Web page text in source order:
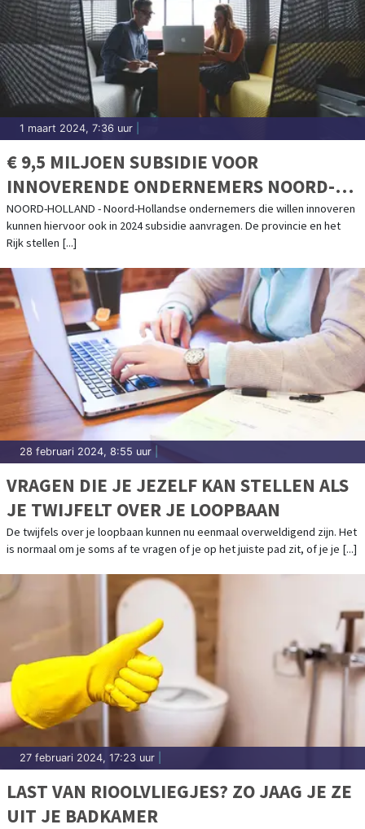
1 maart 2024, 7:36 uur
€ 9,5 MILJOEN SUBSIDIE VOOR
INNOVERENDE ONDERNEMERS NOORD-
HOLLAND
NOORD-HOLLAND - Noord-Hollandse ondernemers die willen innoveren
kunnen hiervoor ook in 2024 subsidie aanvragen. De provincie en het
Rijk stellen [...]
28 februari 2024, 8:55 uur
VRAGEN DIE JE JEZELF KAN STELLEN ALS
JE TWIJFELT OVER JE LOOPBAAN
De twijfels over je loopbaan kunnen nu eenmaal overweldigend zijn. Het
is normaal om je soms af te vragen of je op het juiste pad zit, of je je [...]
27 februari 2024, 17:23 uur
LAST VAN RIOOLVLIEGJES? ZO JAAG JE ZE
UIT JE BADKAMER